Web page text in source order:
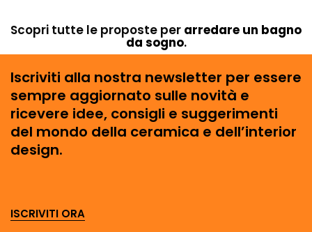
Scopri tutte le proposte per arredare un bagno
da sogno.
Iscriviti alla nostra newsletter per essere
sempre aggiornato sulle novità e
ricevere idee, consigli e suggerimenti
del mondo della ceramica e dell’interior
design.
ISCRIVITI ORA